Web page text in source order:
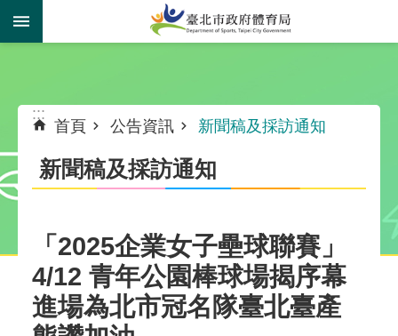
跳到主要內容區塊
:::
首頁 公告資訊 新聞稿及採訪通知
新聞稿及採訪通知
「2025企業女子壘球聯賽」
4/12 青年公園棒球場揭序幕
進場為北市冠名隊臺北臺產